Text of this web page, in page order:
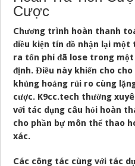
Cược
Chương trình hoàn thanh
điều kiện tín đồ nhận lại một
ra tổn phí đã lose trong
định. Điều này khiến cho
khủng hoảng rủi ro cùng
cược. K9cc.tech thường
với tác dụng câu hỏi hoàn
cho phần bự môn thể thao
xác.
Các công tác cùng với tác